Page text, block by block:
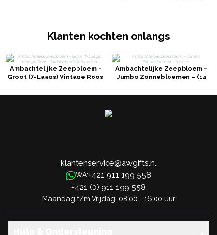
Klanten kochten onlangs
Ambachtelijke Zeepbloem -
Groot (7-Laags) Vintage Roos
Ambachtelijke Zeepbloem –
Jumbo Zonnebloemen – (14
klantenservice@awgifts.nl
WA:+421 911 199 558
+421 (0) 911 199 558
Maandag t/m Vrijdag: 08:00 - 16:00 uur